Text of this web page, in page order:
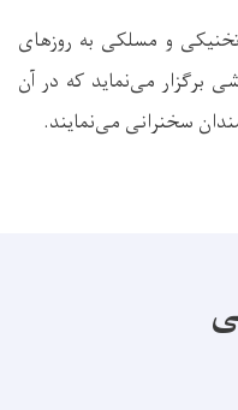
و مسلکی به روزهای
برگزار می‌نماید که در آن
سخنرانی می‌نمایند.